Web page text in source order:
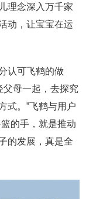
理念深入万千家
动，让宝宝在运
认可飞鹤的做
父母一起，去探究
式。”飞鹤与用户
的手，就是推动
的发展，真是全